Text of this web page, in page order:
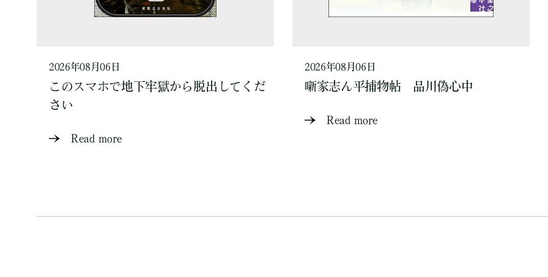
2026年08月06日
このスマホで地下牢獄から脱出してくだ
さい
Read more
2026年08月06日
噺家志ん平捕物帖 品川偽心中
Read more